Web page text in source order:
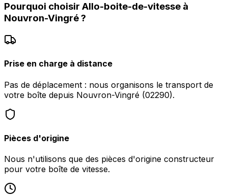
Pourquoi choisir Allo-boite-de-vitesse à
Nouvron-Vingré?
Prise en charge à distance
Pas de déplacement : nous organisons le transport de
votre boîte depuis Nouvron-Vingré (02290).
Pièces d'origine
Nous n'utilisons que des pièces d'origine constructeur
pour votre boîte de vitesse.